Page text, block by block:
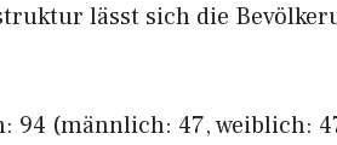
lässt sich die
94 (männlich: 47, weiblich: